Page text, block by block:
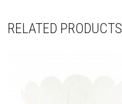
RELATED PRODUCTS